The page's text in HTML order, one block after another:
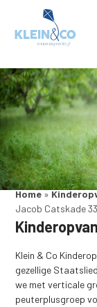
Home»
Jacob Catskade
Klein & Co
gezellige
we met verticale
peuterplusgroep